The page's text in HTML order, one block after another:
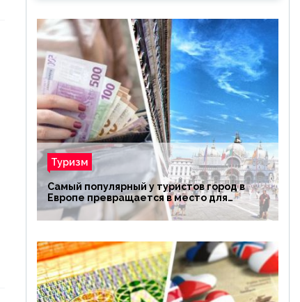
Туризм
Самый популярный у туристов город в
Европе превращается в место для
избранных